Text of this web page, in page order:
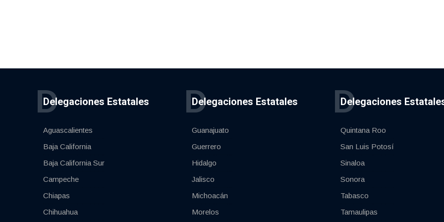
Delegaciones Estatales
D
Aguascalientes
Baja California
Baja California Sur
Campeche
Chiapas
Chihuahua
Delegaciones Estatales
D
Guanajuato
Guerrero
Hidalgo
Jalisco
Michoacán
Morelos
Delegaciones
D
Quintana Roo
San Luis Potosí
Sinaloa
Sonora
Tabasco
Tamaulipas